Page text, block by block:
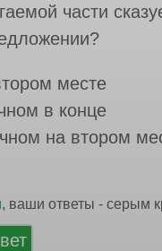
части
месте
в конце
на втором
, ваши ответы - серым